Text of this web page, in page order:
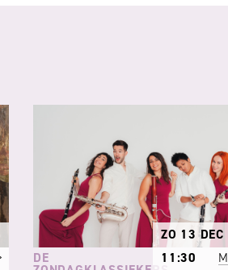
DE
ZO 13
11:30